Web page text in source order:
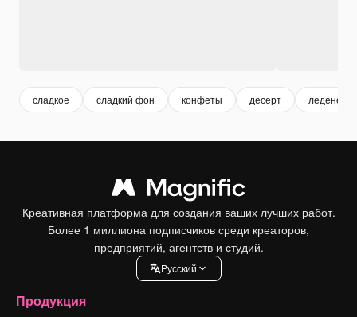
сладкое сладкий фон конфеты десерт леденец
Креативная платформа для создания ваших лучших работ.
Более 1 миллиона подписчиков среди креаторов,
предприятий, агентств и студий.
Pусский
Продукция